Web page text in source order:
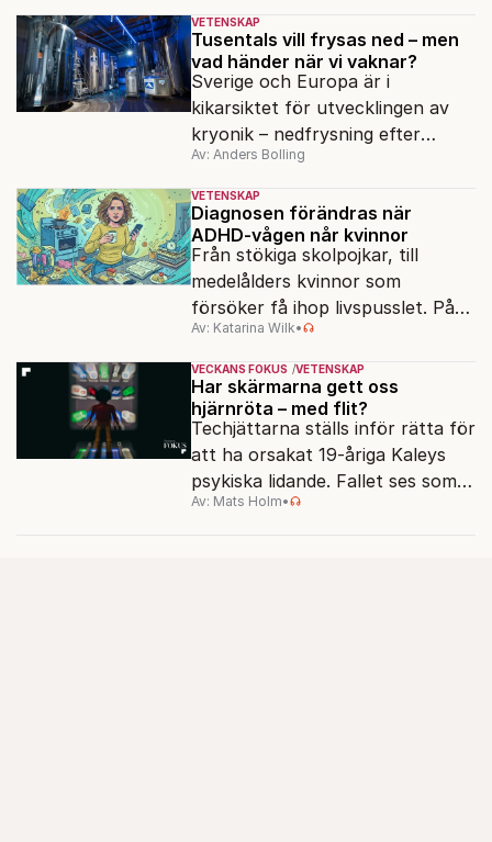
kanske ännu värre.
VETENSKAP
Tusentals vill frysas ned – men
vad händer när vi vaknar?
Sverige och Europa är i
kikarsiktet för utvecklingen av
kryonik – nedfrysning efter
döden. Frågan är om det
fungerar.
Av: Anders Bolling
VETENSKAP
Diagnosen förändras när
ADHD-vågen når kvinnor
Från stökiga skolpojkar, till
medelålders kvinnor som
försöker få ihop livspusslet. På
två decennier har ADHD-
diagnosens tillämpning
förändrats.
Av: Katarina Wilk•
VECKANS FOKUS VETENSKAP
Har skärmarna gett oss
hjärnröta – med flit?
Techjättarna ställs inför rätta för
att ha orsakat 19-åriga Kaleys
psykiska lidande. Fallet ses som
ett pilotmål, och sätter fingret
Av: Mats Holm•